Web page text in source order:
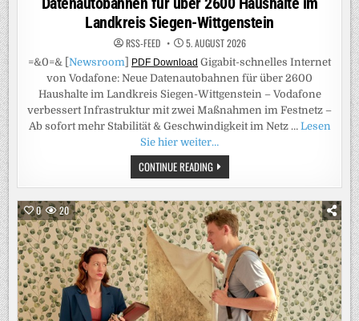
Landkreis Siegen-Wittgenstein
RSS-FEED 5. AUGUST 2026
=&0=& [ Newsroom PDF Download Gigabit-schnelles Internet
von Vodafone: Neue Datenautobahnen für über 2600
Haushalte im Landkreis Siegen-Wittgenstein – Vodafone
verbessert Infrastruktur mit zwei Maßnahmen im Festnetz –
Ab sofort mehr Stabilität & Geschwindigkeit im Netz … Lesen
Sie hier weiter…
CONTINUE READINGGIGABIT-
SCHNELLES
INTERNET
VON
VODAFONE:
NEUE
DATENAUTOBAHNEN
FÜR
ÜBER
2600
HAUSHALTE
IM
LANDKREIS
SIEGEN-
WITTGENSTEIN
0 20